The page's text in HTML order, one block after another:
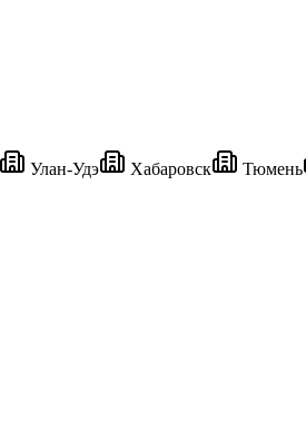
Улан-Удэ Хабаровск Тюмень